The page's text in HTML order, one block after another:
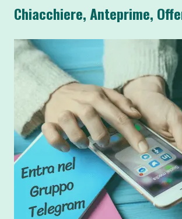
Chiacchiere, Anteprime,